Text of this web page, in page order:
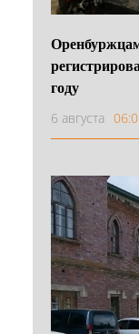
году
6 августа